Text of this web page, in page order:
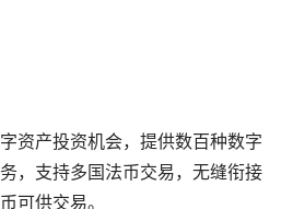
资产投资机会，提供数百种数字
，支持多国法币交易，无缝衔接
可供交易。